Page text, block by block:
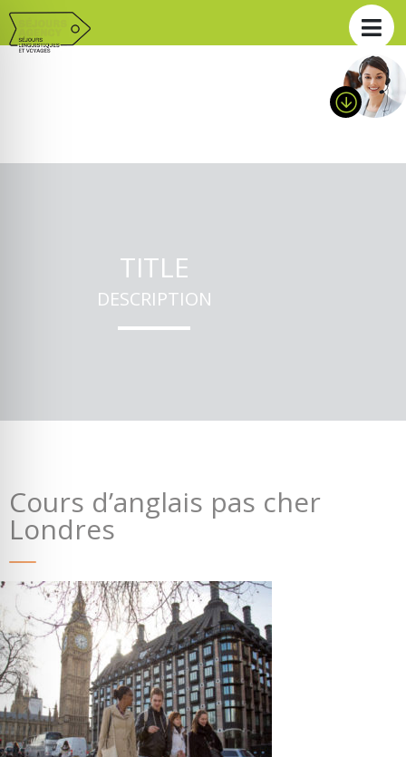
TITLE
DESCRIPTION
Cours d’anglais pas cher
Londres
partir ?